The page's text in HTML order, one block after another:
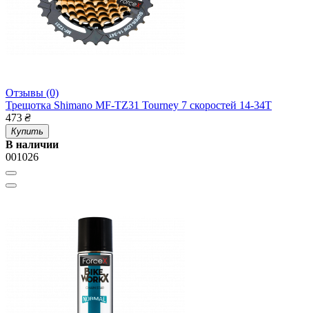
Отзывы (0)
Трещотка Shimano MF-TZ31 Tourney 7 скоростей 14-34Т
473 ₴
Купить
В наличии
001026